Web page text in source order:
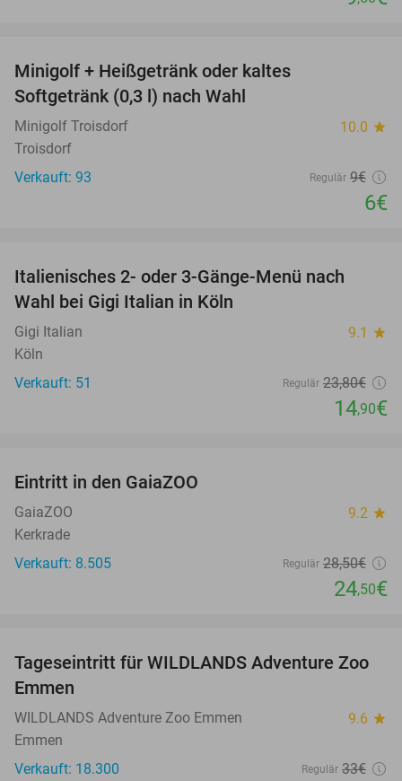
Minigolf + Heißgetränk oder kaltes
Softgetränk (0,3 l) nach Wahl
Minigolf Troisdorf 10.0 star
Troisdorf
Verkauft: 93
Regulär 9€
6€
Italienisches 2- oder 3-Gänge-Menü nach
Wahl bei Gigi Italian in Köln
Gigi Italian 9.1 star
Köln
Verkauft: 51
Regulär 23,80€
14,90€
Eintritt in den GaiaZOO
GaiaZOO 9.2 star
Kerkrade
Verkauft: 8.505
Regulär 28,50€
24,50€
24%
Tageseintritt für WILDLANDS Adventure Zoo
Emmen
WILDLANDS Adventure Zoo Emmen 9.6 star
Emmen
Verkauft: 18.300
Regulär 33€